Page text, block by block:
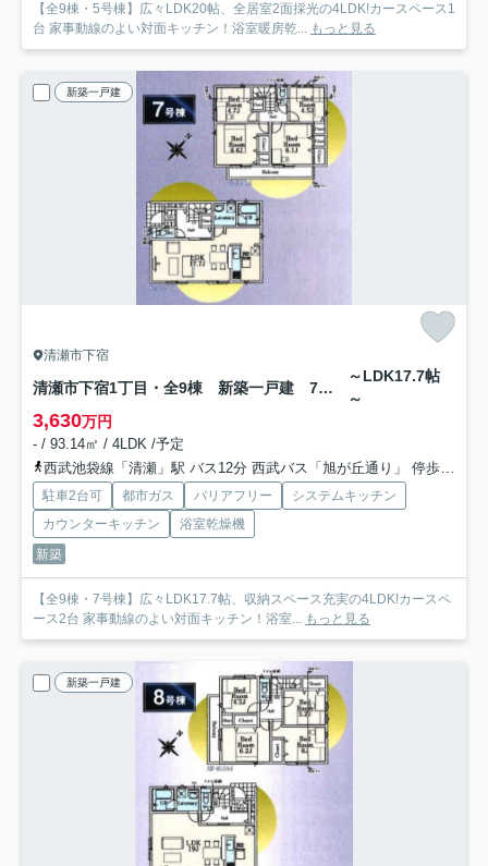
【全9棟・5号棟】広々LDK20帖、全居室2面採光の4LDK!カースペース1
台 家事動線のよい対面キッチン！浴室暖房乾... もっと見る
新築一戸建
清瀬市下宿
清瀬市下宿1丁目・全9棟 新築一戸建 7号棟
～LDK17.7帖
～
3,630万円
- / 93.14㎡ / 4LDK /予定
西武池袋線「清瀬」駅 バス12分 西武バス「旭が丘通り」 停歩10分
駐車2台可 都市ガス バリアフリー
システムキッチン
カウンターキッチン
浴室乾燥機
新築
【全9棟・7号棟】広々LDK17.7帖、収納スペース充実の4LDK!カースペ
ース2台 家事動線のよい対面キッチン！浴室... もっと見る
新築一戸建